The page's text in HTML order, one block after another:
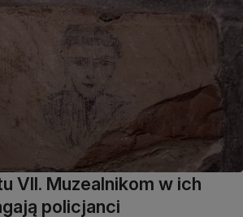
VII. Muzealnikom w ich
policjanci